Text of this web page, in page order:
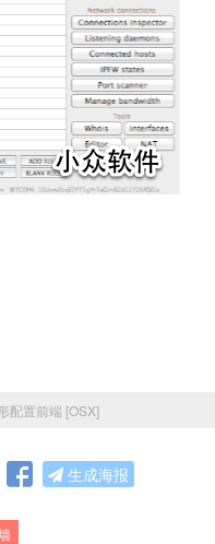
配置前端 [OSX]
生成海报